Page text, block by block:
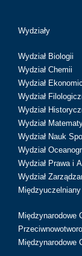
Wydziały
Wydział Biologii
Wydział Chemii
Wydział
Wydział
Wydział
Wydział
Wydział Nauk
Wydział
Wydział Prawa i
Wydział
Międzynarodowe
Międzynarodowe